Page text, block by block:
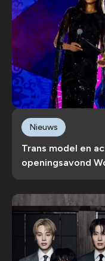
Trans model en
openingsavond
Nieuws